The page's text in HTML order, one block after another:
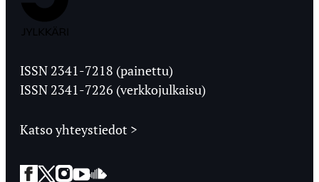
Ylioppilaslehti
ISSN 2341-7218 (painettu)
ISSN 2341-7226 (verkkojulkaisu)
Katso yhteystiedot >
Facebook
Twitter
Instagram
YouTube
SoundCloud